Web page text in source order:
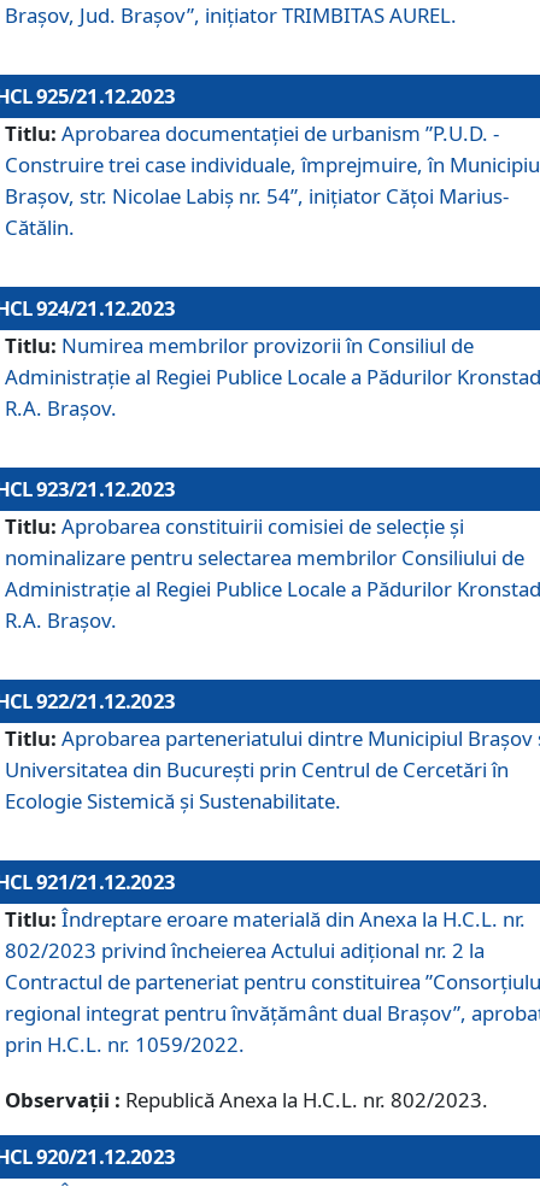
Brașov, Jud. Brașov”, inițiator TRIMBITAS AUREL.
925/21.12.2023
Titlu: Aprobarea documentaţiei de urbanism ”P.U.D. -
Construire trei case individuale, împrejmuire, în
Brașov, str. Nicolae Labiș nr. 54”, inițiator Cățoi Marius-
Cătălin.
924/21.12.2023
Titlu: Numirea membrilor provizorii în Consiliul de
Administraţie al Regiei Publice Locale a Pădurilor
R.A. Brașov.
923/21.12.2023
Titlu: Aprobarea constituirii comisiei de selecție și
nominalizare pentru selectarea membrilor Consiliului de
Administrație al Regiei Publice Locale a Pădurilor
R.A. Brașov.
922/21.12.2023
Titlu: Aprobarea parteneriatului dintre Municipiul Brașov
Universitatea din București prin Centrul de Cercetări în
Ecologie Sistemică și Sustenabilitate.
921/21.12.2023
Titlu: Îndreptare eroare materială din Anexa la H.C.L. nr.
802/2023 privind încheierea Actului adițional nr. 2 la
Contractul de parteneriat pentru constituirea
regional integrat pentru învățământ dual Brașov”,
prin H.C.L. nr. 1059/2022.
Observații : Republică Anexa la H.C.L. nr. 802/2023.
920/21.12.2023